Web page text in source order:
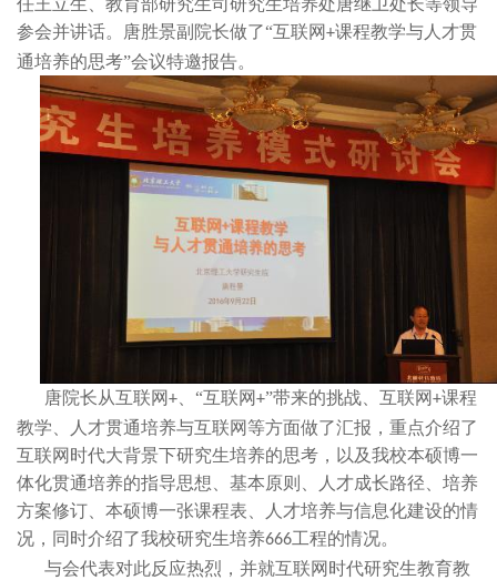
参会并讲话。唐胜景副院长做了“互联网+课程教学与人才贯
通培养的思考”会议特邀报告。
唐院长从互联网+ 、“互联网+”带来的挑战、互联网+课程
教学、人才贯通培养与互联网等方面做了汇报，重点介绍了
互联网时代大背景下研究生培养的思考，以及我校本硕博一
体化贯通培养的指导思想、基本原则、人才成长路径、培养
方案修订、本硕博一张课程表、人才培养与信息化建设的情
况，同时介绍了我校研究生培养666工程的情况。
与会代表对此反应热烈，并就互联网时代研究生教育教